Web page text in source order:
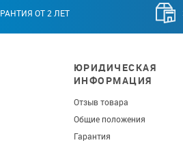
ОТ 2 ЛЕТ
ЮРИДИЧЕСКАЯ
ИНФОРМАЦИЯ
Отзыв товара
Общие положения
Гарантия